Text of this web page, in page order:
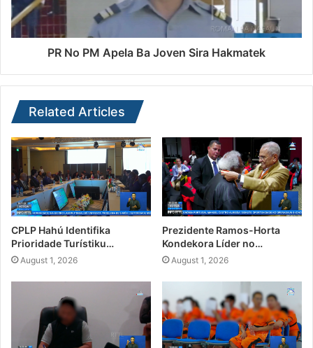
PR No PM Apela Ba Joven Sira Hakmatek
Related Articles
CPLP Hahú Identifika
Prioridade Turístiku…
August 1, 2026
Prezidente Ramos-Horta
Kondekora Líder no…
August 1, 2026